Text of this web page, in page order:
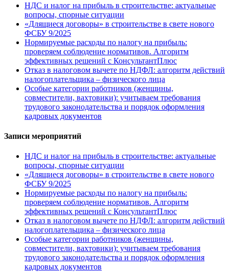
НДС и налог на прибыль в строительстве: актуальные
вопросы, спорные ситуации
«Длящиеся договоры» в строительстве в свете нового
ФСБУ 9/2025
Нормируемые расходы по налогу на прибыль:
проверяем соблюдение нормативов. Алгоритм
эффективных решений с КонсультантПлюс
Отказ в налоговом вычете по НДФЛ: алгоритм действий
налогоплательщика – физического лица
Особые категории работников (женщины,
совместители, вахтовики): учитываем требования
трудового законодательства и порядок оформления
кадровых документов
Записи мероприятий
НДС и налог на прибыль в строительстве: актуальные
вопросы, спорные ситуации
«Длящиеся договоры» в строительстве в свете нового
ФСБУ 9/2025
Нормируемые расходы по налогу на прибыль:
проверяем соблюдение нормативов. Алгоритм
эффективных решений с КонсультантПлюс
Отказ в налоговом вычете по НДФЛ: алгоритм действий
налогоплательщика – физического лица
Особые категории работников (женщины,
совместители, вахтовики): учитываем требования
трудового законодательства и порядок оформления
кадровых документов